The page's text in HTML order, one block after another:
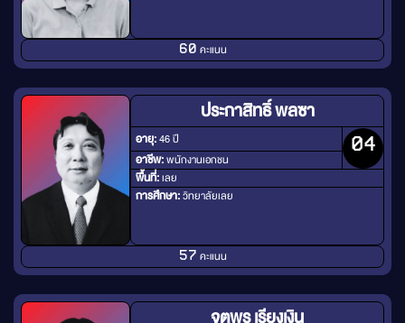
60 คะแนน
ประกาสิทธิ์ พลซา
อายุ:46 ปี
อาชีพ:พนักงานเอกชน
04
พื้นที่:เลย
การศึกษา:วิทยาลัยเลย
57 คะแนน